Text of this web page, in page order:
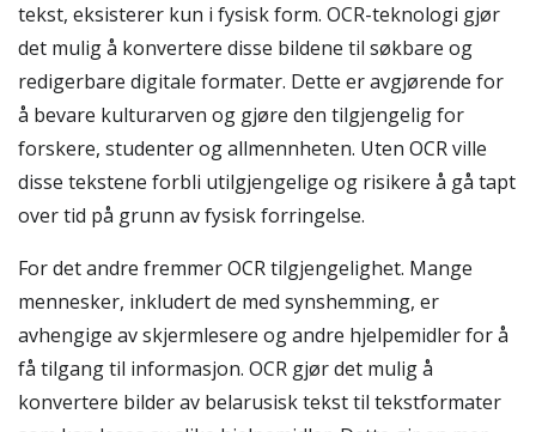
tekst, eksisterer kun i fysisk form. OCR-teknologi gjør
det mulig å konvertere disse bildene til søkbare og
redigerbare digitale formater. Dette er avgjørende for
å bevare kulturarven og gjøre den tilgjengelig for
forskere, studenter og allmennheten. Uten OCR ville
disse tekstene forbli utilgjengelige og risikere å gå tapt
over tid på grunn av fysisk forringelse.
For det andre fremmer OCR tilgjengelighet. Mange
mennesker, inkludert de med synshemming, er
avhengige av skjermlesere og andre hjelpemidler for å
få tilgang til informasjon. OCR gjør det mulig å
konvertere bilder av belarusisk tekst til tekstformater